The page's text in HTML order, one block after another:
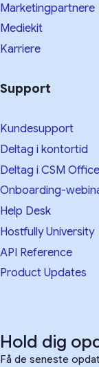
Marketingpartnere
Mediekit
Karriere
Support
Kundesupport
Deltag i kontortid
Deltag i CSM
Onboarding-
Help Desk
Hostfully University
API Reference
Product Updates
Hold dig
Få de seneste